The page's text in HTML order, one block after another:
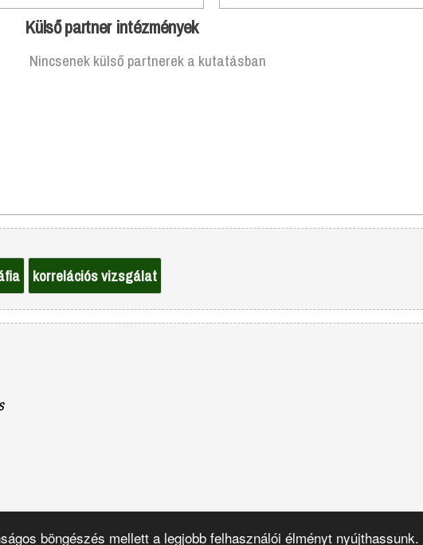
böngészés mellett a legjobb felhasználói élményt nyújthassunk.
Külső partner intézmények
Nincsenek külső partnerek a kutatásban
korrelációs vizsgálat